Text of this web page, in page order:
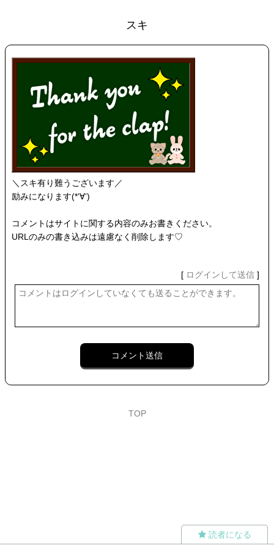
スキ
＼スキ有り難うございます／
励みになります(*‘∀‘)
コメントはサイトに関する内容のみお書きください。
URLのみの書き込みは遠慮なく削除します♡
[ ログインして送信 ]
コメント送信
TOP
読者になる